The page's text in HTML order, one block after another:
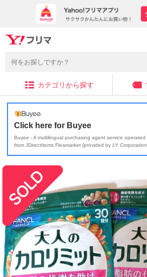
カテゴリから探す
Click here for Buyee
Buyee - A multilingual purchasing agent service
from JDirectItems Fleamarket (provided by LY